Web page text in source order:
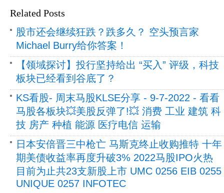
Related Posts
股市还会继续狂跌？跌多久？ 空头预言家
Michael Burry给你答案！
【领域探讨】投行坚持给出 “买入” 评级，科技
板块已经看到谷底了？
KS看股- 周末马股KLSE分享 - 9-7-2022 - 看看
马股各板块💥美股反弹了!💥 消费 工业 建筑 科
技 房产 种植 能源 医疗电信 运输
日本安倍晋三中枪亡 马斯克终止收购推特 十年
期美债收益率再度升破3% 2022马股IPO火热
目前为止共23支新股上市 UMC 0256 EIB 0255
UNIQUE 0257 INFOTEC